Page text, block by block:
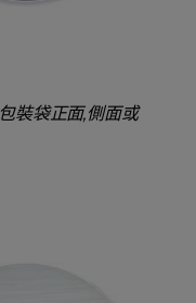
裝袋正面,側面或